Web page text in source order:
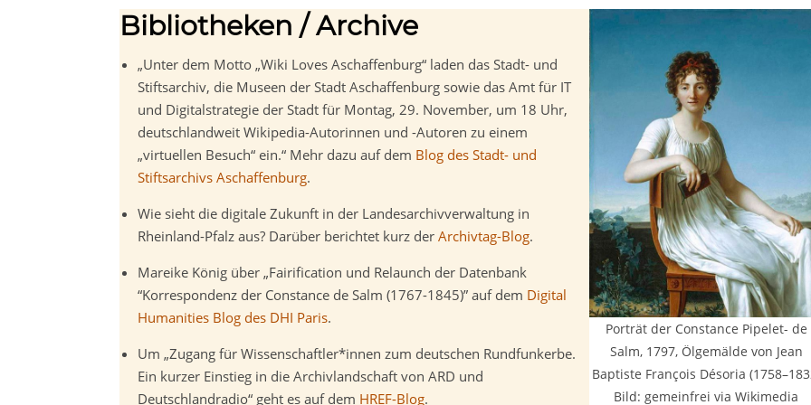
Bibliotheken / Archive
„Unter dem Motto „Wiki Loves Aschaffenburg“ laden das Stadt- und
Stiftsarchiv, die Museen der Stadt Aschaffenburg sowie das Amt für IT
und Digitalstrategie der Stadt für Montag, 29. November, um 18 Uhr,
deutschlandweit Wikipedia-Autorinnen und -Autoren zu einem
„virtuellen Besuch“ ein.“ Mehr dazu auf dem Blog des Stadt- und
Stiftsarchivs Aschaffenburg.
Wie sieht die digitale Zukunft in der Landesarchivverwaltung in
Rheinland-Pfalz aus? Darüber berichtet kurz der Archivtag-Blog.
Mareike König über „Fairification und Relaunch der Datenbank
“Korrespondenz der Constance de Salm (1767-1845)” auf dem Digital
Humanities Blog des DHI Paris.
Um „Zugang für Wissenschaftler*innen zum deutschen Rundfunkerbe.
Ein kurzer Einstieg in die Archivlandschaft von ARD und
Deutschlandradio“ geht es auf dem HREF-Blog.
Porträt der Constance Pipelet- de
Salm, 1797, Ölgemälde von Jean
Baptiste François Désoria
Bild: gemeinfrei via Wikimedia